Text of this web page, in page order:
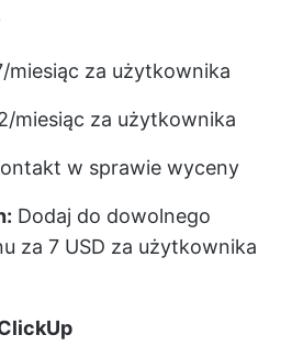
miesiąc za użytkownika
miesiąc za użytkownika
w sprawie wyceny
Dodaj do dowolnego
za 7 USD za użytkownika